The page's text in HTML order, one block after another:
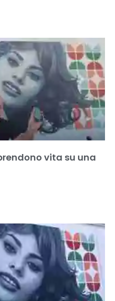
vita su una